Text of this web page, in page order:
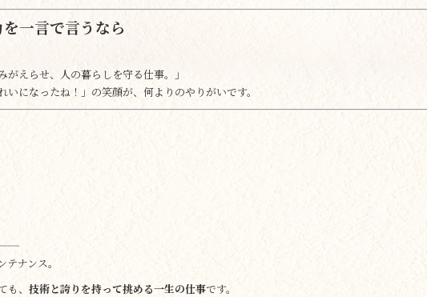
一言で言うなら
がえらせ、人の暮らしを守る仕事。」
いになったね！」の笑顔が、何よりのやりがいです。
——
ナンス。
、 技術と誇りを持って挑める一生の仕事です。